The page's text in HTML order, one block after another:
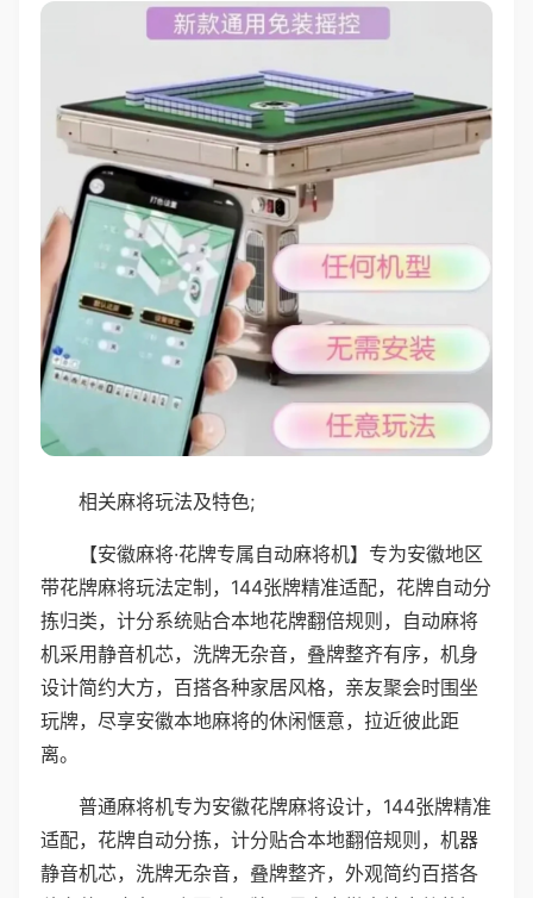
相关麻将玩法及特色;
【安徽麻将·花牌专属自动麻将机】专为安徽地区
带花牌麻将玩法定制，144张牌精准适配，花牌自动分
拣归类，计分系统贴合本地花牌翻倍规则，自动麻将
机采用静音机芯，洗牌无杂音，叠牌整齐有序，机身
设计简约大方，百搭各种家居风格，亲友聚会时围坐
玩牌，尽享安徽本地麻将的休闲惬意，拉近彼此距
离。
普通麻将机专为安徽花牌麻将设计，144张牌精准
适配，花牌自动分拣，计分贴合本地翻倍规则，机器
静音机芯，洗牌无杂音，叠牌整齐，外观简约百搭各